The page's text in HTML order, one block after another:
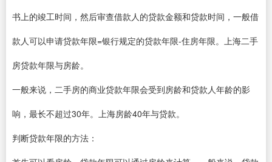
书上的竣工时间，然后审查借款人的贷款金额和贷款时间，一般借
款人可以申请贷款年限=银行规定的贷款年限-住房年限。上海二手
房贷款年限与房龄。
一般来说，二手房的商业贷款年限会受到房龄和贷款人年龄的影
响，最长不超过30年。上海房龄40年与贷款。
判断贷款年限的方法：